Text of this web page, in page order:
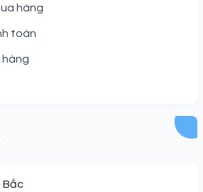
hàng
toán
hàng
Bắc